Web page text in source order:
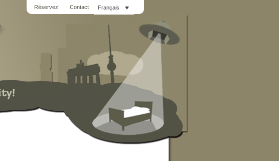
Réservez! Contact Français